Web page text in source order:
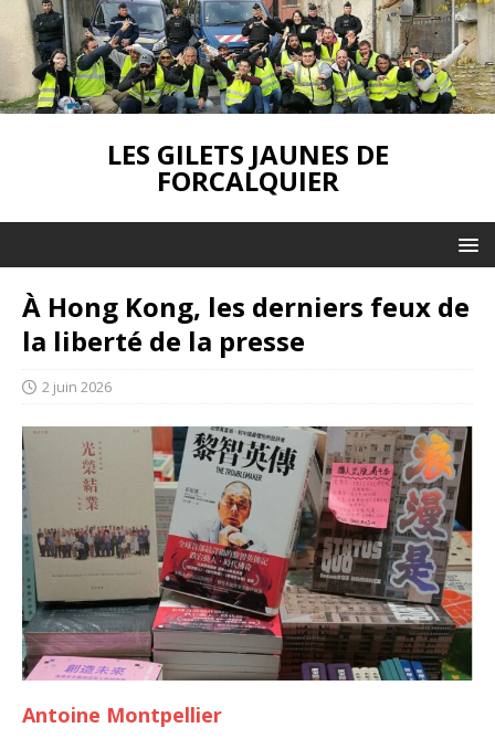
LES GILETS JAUNES DE
FORCALQUIER
À Hong Kong, les derniers feux de
la liberté de la presse
2 juin 2026
Antoine Montpellier